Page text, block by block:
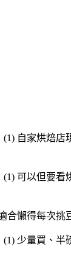
(1) 自家烘焙店
(1) 可以但要看
合懶得每次挑
(1) 少量買、半